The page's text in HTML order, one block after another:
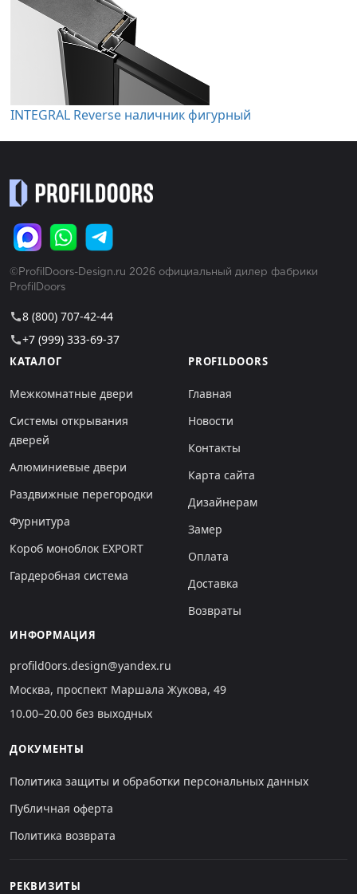
INTEGRAL Reverse наличник фигурный
©ProfilDoors-Design.ru 2026 официальный дилер фабрики
ProfilDoors
call8 (800) 707-42-44
call+7 (999) 333-69-37
КАТАЛОГ
Межкомнатные двери
Системы открывания
дверей
Алюминиевые двери
Раздвижные перегородки
Фурнитура
Короб моноблок EXPORT
Гардеробная система
PROFILDOORS
Главная
Новости
Контакты
Карта сайта
Дизайнерам
Замер
Оплата
Доставка
Возвраты
ИНФОРМАЦИЯ
profild0ors.design@yandex.ru
Москва, проспект Маршала Жукова, 49
10.00–20.00 без выходных
ДОКУМЕНТЫ
Политика защиты и обработки персональных данных
Публичная оферта
Политика возврата
РЕКВИЗИТЫ